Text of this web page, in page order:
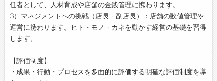
任者として、人材育成や店舗の金銭管理に携わります。
3）マネジメントへの挑戦（店長・副店長）：店舗の数値管理や
運営に携わります。ヒト・モノ・カネを動かす経営の基礎を習得
します。
【評価制度】
・成果・行動・プロセスを多面的に評価する明確な評価制度を導